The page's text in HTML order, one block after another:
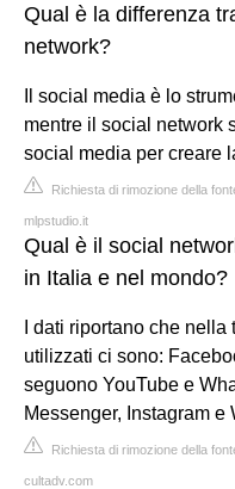
Qual è la differenza
network?
Il social media è lo
mentre il social network
social media per creare
Richiesta di rimozione della
mlpstudio.it
Qual è il social
in Italia e nel mondo?
I dati riportano che
utilizzati ci sono:
seguono YouTube e
Messenger, Instagram e
Richiesta di rimozione della
cultadv.com